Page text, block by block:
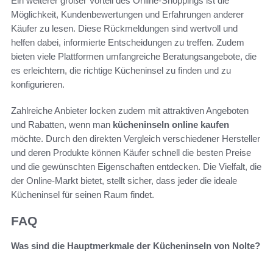
Möglichkeit, Kundenbewertungen und Erfahrungen anderer
Käufer zu lesen. Diese Rückmeldungen sind wertvoll und
helfen dabei, informierte Entscheidungen zu treffen. Zudem
bieten viele Plattformen umfangreiche Beratungsangebote, die
es erleichtern, die richtige Kücheninsel zu finden und zu
konfigurieren.
Zahlreiche Anbieter locken zudem mit attraktiven Angeboten
und Rabatten, wenn man kücheninseln online kaufen
möchte. Durch den direkten Vergleich verschiedener Hersteller
und deren Produkte können Käufer schnell die besten Preise
und die gewünschten Eigenschaften entdecken. Die Vielfalt, die
der Online-Markt bietet, stellt sicher, dass jeder die ideale
Kücheninsel für seinen Raum findet.
FAQ
Was sind die Hauptmerkmale der Kücheninseln von Nolte?